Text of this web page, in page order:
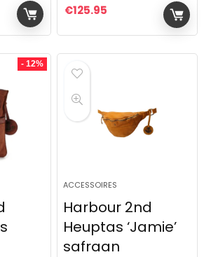
prijs was: €259.00.
prijs is: €187.95.
€125.95
- 12%
ACCESSOIRES
Harbour 2nd
Heuptas ‘Jamie’
safraan